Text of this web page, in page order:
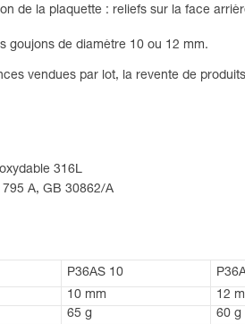
de la plaquette : reliefs sur la face
goujons de diamètre 10 ou 12 mm.
vendues par lot, la revente de
316L
A, GB 30862/A
P36AS 10
10 mm
12
65 g
60 g